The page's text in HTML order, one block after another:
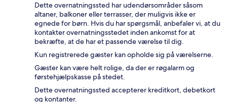
Dette overnatningssted har udendørsområder såsom
altaner, balkoner eller terrasser, der muligvis ikke er
egnede for børn. Hvis du har spørgsmål, anbefaler vi, at du
kontakter overnatningsstedet inden ankomst for at
bekræfte, at de har et passende værelse til dig.
Kun registrerede gæster kan opholde sig på værelserne.
Gæster kan være helt rolige, da der er røgalarm og
førstehjælpskasse på stedet.
Dette overnatningssted accepterer kreditkort, debetkort
og kontanter.